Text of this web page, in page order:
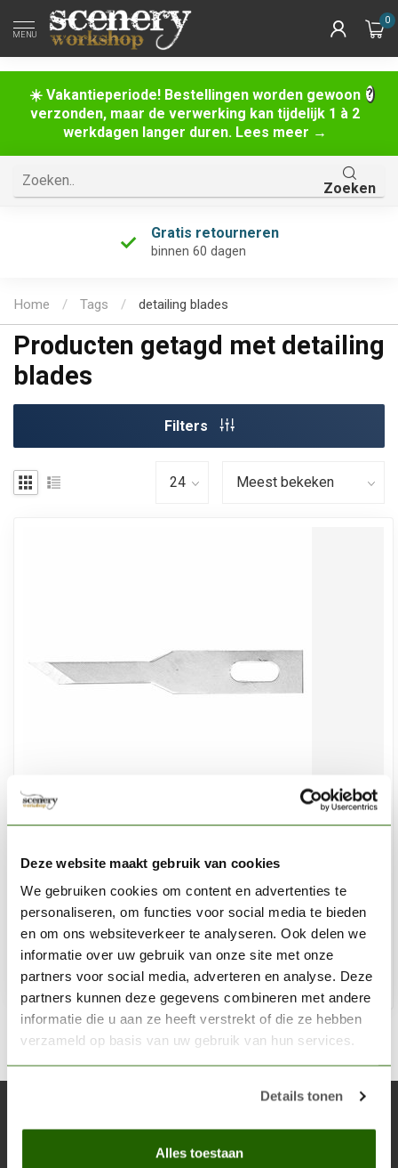
Deze website maakt gebruik van cookies
We gebruiken cookies om content en advertenties te
personaliseren, om functies voor social media te bieden
en om ons websiteverkeer te analyseren. Ook delen we
informatie over uw gebruik van onze site met onze
partners voor social media, adverteren en analyse. Deze
partners kunnen deze gegevens combineren met andere
informatie die u aan ze heeft verstrekt of die ze hebben
verzameld op basis van uw gebruik van hun services.
Details tonen
Alles toestaan
☀️ Vakantieperiode! Bestellingen worden gewoon
verzonden, maar de verwerking kan tijdelijk 1 à 2
werkdagen langer duren. Lees meer →
MENU
0
Zoeken
Gratis retourneren
binnen 60 dagen
Home / Tags / detailing blades
Producten getagd met detailing
blades
Filters
#68 Stencil Edge Blades for #1 handle - reservemesjes -
5x - Vallejo Tools - T06005
€3,10
Op voorraad